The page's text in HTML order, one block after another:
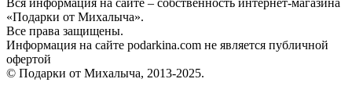
Вся информация на сайте – собственность интернет-магазина
«Подарки от Михалыча».
Все права защищены.
Информация на сайте podarkina.com не является публичной
офертой
© Подарки от Михалыча, 2013-2025.